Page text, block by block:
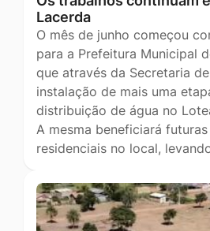
Lacerda
O mês de junho começou
para a Prefeitura Municipal
que através da Secretaria
instalação de mais uma
distribuição de água no
A mesma beneficiará
residenciais no local,